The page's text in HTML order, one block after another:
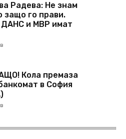
Радева: Не знам
защо го прави.
и МВР имат
Кола премаза
в София